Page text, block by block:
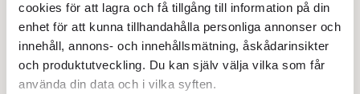
cookies för att lagra och få tillgång till information på din
enhet för att kunna tillhandahålla personliga annonser och
innehåll, annons- och innehållsmätning, åskådarinsikter
och produktutveckling. Du kan själv välja vilka som får
använda din data och i vilka syften.
Ladda fler
Mest lästa